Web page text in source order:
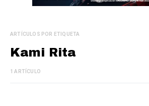
ARTÍCULOS POR ETIQUETA
Kami Rita
1 ARTÍCULO